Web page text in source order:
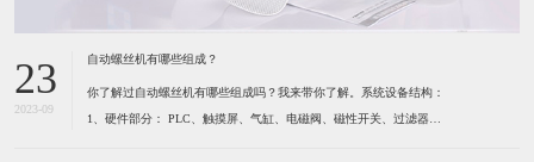
23
2023-09
自动螺丝机有哪些组成？
你了解过自动螺丝机有哪些组成吗？我来带你了解。系统设备结构：
1、硬件部分： PLC、触摸屏、气缸、电磁阀、磁性开关、过滤器及